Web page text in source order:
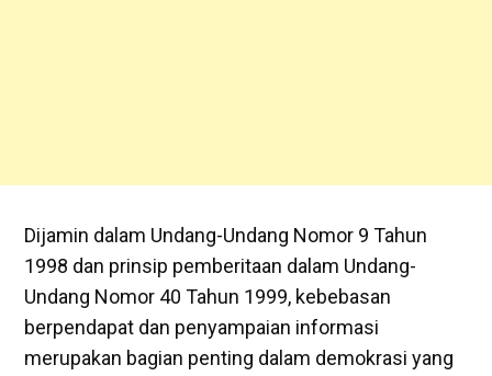
Dijamin dalam Undang-Undang Nomor 9 Tahun
1998 dan prinsip pemberitaan dalam Undang-
Undang Nomor 40 Tahun 1999, kebebasan
berpendapat dan penyampaian informasi
merupakan bagian penting dalam demokrasi yang